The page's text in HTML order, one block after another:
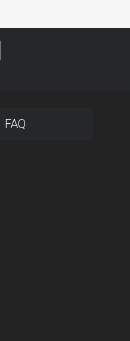
FAQ